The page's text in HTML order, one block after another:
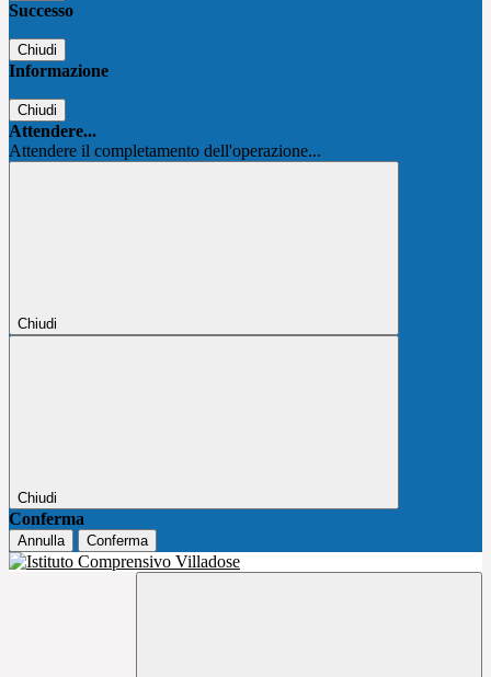
Successo
Chiudi
Informazione
Chiudi
Attendere...
Attendere il completamento dell'operazione...
Chiudi
Chiudi
Conferma
Annulla Conferma